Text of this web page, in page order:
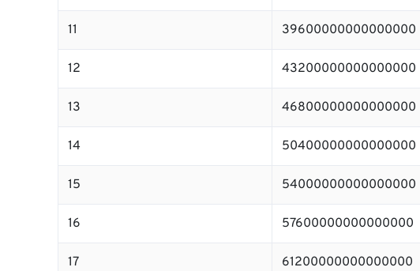
11 39600000000000000
12 43200000000000000
13 46800000000000000
14 50400000000000000
15 54000000000000000
16 57600000000000000
17 61200000000000000